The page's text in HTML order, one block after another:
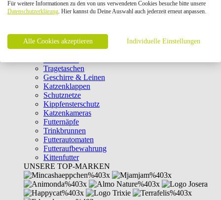
Intelligenzspielzeug
Laserpointer & Elektrospielzeug
Clicker & Target Sticks für Katzen
Weiteres Katzenspielzeug
Transportboxen
Tragetaschen
Geschirre & Leinen
Katzenklappen
Schutznetze
Kippfensterschutz
Katzenkameras
Futternäpfe
Trinkbrunnen
Futterautomaten
Futteraufbewahrung
Kittenfutter
UNSERE TOP-MARKEN
Für weitere Informationen zu den von uns verwendeten Cookies besuche bitte unsere
Datenschutzerklärung. Hier kannst du Deine Auswahl auch jederzeit erneut anpassen.
Alle Cookies akzeptieren Individuelle Einstellungen